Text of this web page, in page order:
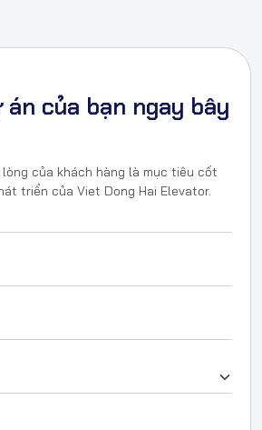
án của bạn ngay bây
của khách hàng là mục tiêu cốt
triển của Viet Dong Hai Elevator.